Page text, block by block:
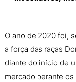
O ano de 2020 foi,
a força das raças
diante do início de
mercado perante